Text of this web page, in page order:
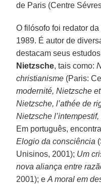
de Paris (Centre
O filósofo foi redator da
1989. É autor de
destacam seus
Nietzsche, tais como:
christianisme (Paris:
modernité, Nietzsche
Nietzsche, l’athée de
Nietzsche
Em português,
Elogio da consciência
Unisinos, 2001); Um
nova aliança entre
2001); eA moral em